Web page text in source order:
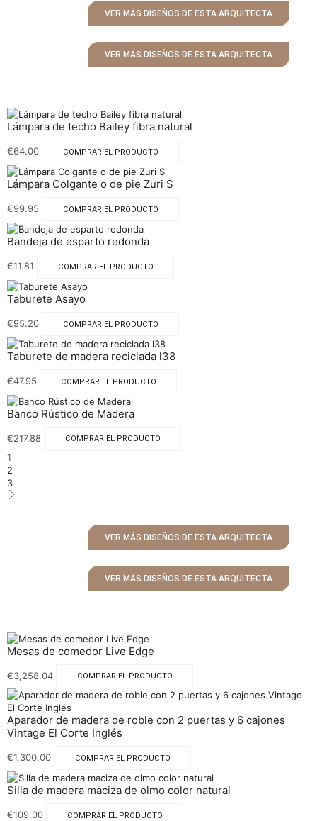
VER MÁS DISEÑOS DE ESTA ARQUITECTA
VER MÁS DISEÑOS DE ESTA ARQUITECTA
Lámpara de techo Bailey fibra natural
€64.00 COMPRAR EL PRODUCTO
Lámpara Colgante o de pie Zuri S
€99.95 COMPRAR EL PRODUCTO
Bandeja de esparto redonda
€11.81 COMPRAR EL PRODUCTO
Taburete Asayo
€95.20 COMPRAR EL PRODUCTO
Taburete de madera reciclada l38
€47.95 COMPRAR EL PRODUCTO
Banco Rústico de Madera
€217.88 COMPRAR EL PRODUCTO
1
2
3
VER MÁS DISEÑOS DE ESTA ARQUITECTA
VER MÁS DISEÑOS DE ESTA ARQUITECTA
Mesas de comedor Live Edge
€3,258.04 COMPRAR EL PRODUCTO
Aparador de madera de roble con 2 puertas y 6 cajones
Vintage El Corte Inglés
€1,300.00 COMPRAR EL PRODUCTO
Silla de madera maciza de olmo color natural
€109.00 COMPRAR EL PRODUCTO